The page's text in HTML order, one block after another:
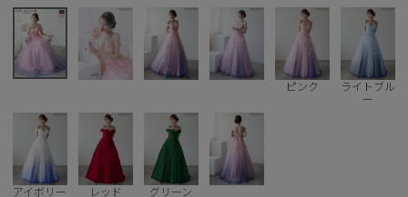
JENNNY
ピンク
ライトブル
ー
アイボリー レッド グリーン